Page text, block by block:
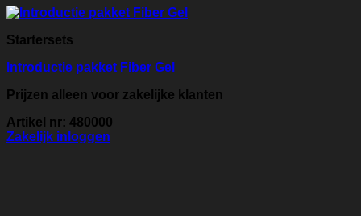
Startersets
Introductie pakket Fiber Gel
Prijzen alleen voor zakelijke klanten
Artikel nr: 480000
Zakelijk inloggen